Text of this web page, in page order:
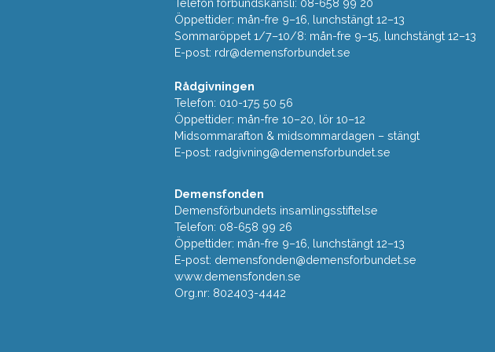
Telefon förbundskansli: 08-658 99 20
Öppettider: mån-fre 9–16, lunchstängt 12–13
Sommaröppet 1/7–10/8: mån-fre 9–15, lunchstängt 12–13
E-post: rdr@demensforbundet.se
Rådgivningen
Telefon: 010-175 50 56
Öppettider: mån-fre 10–20, lör 10–12
Midsommarafton & midsommardagen – stängt
E-post: radgivning@demensforbundet.se
Demensfonden
Demensförbundets insamlingsstiftelse
Telefon: 08-658 99 26
Öppettider: mån-fre 9–16, lunchstängt 12–13
E-post: demensfonden@demensforbundet.se
www.demensfonden.se
Org.nr: 802403-4442